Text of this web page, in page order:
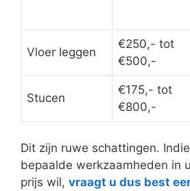
Vloer leggen
€250,- tot
€500,-
Stucen
€175,- tot
€800,-
Dit zijn ruwe schattingen.
bepaalde werkzaamheden in
prijs wil, vraagt u dus best